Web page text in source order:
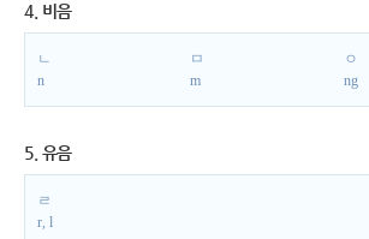
4. 비음
ㄴ
n
ㅁ
m
ㅇ
ng
5. 유음
ㄹ
r, l